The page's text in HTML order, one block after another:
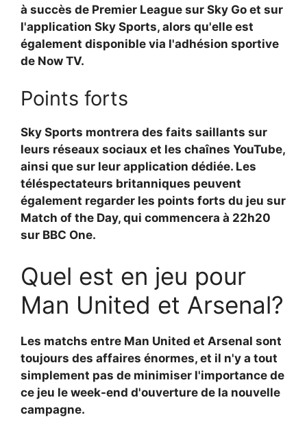
à succès de Premier League sur Sky Go et sur
l'application Sky Sports, alors qu'elle est
également disponible via l'adhésion sportive
de Now TV.
Points forts
Sky Sports montrera des faits saillants sur
leurs réseaux sociaux et les chaînes YouTube,
ainsi que sur leur application dédiée. Les
téléspectateurs britanniques peuvent
également regarder les points forts du jeu sur
Match of the Day, qui commencera à 22h20
sur BBC One.
Quel est en jeu pour
Man United et Arsenal?
Les matchs entre Man United et Arsenal sont
toujours des affaires énormes, et il n'y a tout
simplement pas de minimiser l'importance de
ce jeu le week-end d'ouverture de la nouvelle
campagne.